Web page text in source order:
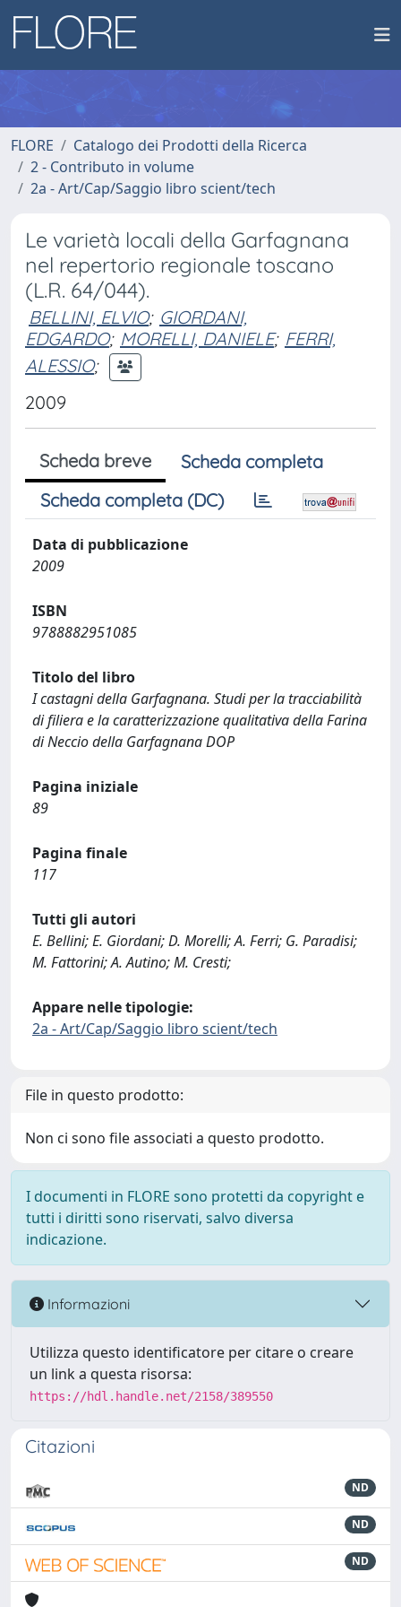
FLORE
Catalogo dei Prodotti della Ricerca
2 - Contributo in volume
2a - Art/Cap/Saggio libro scient/tech
Le varietà locali della Garfagnana
nel repertorio regionale toscano
(L.R. 64/044).
BELLINI, ELVIO; GIORDANI,
EDGARDO; MORELLI, DANIELE; FERRI,
ALESSIO;
2009
Scheda breve
Scheda completa
Scheda completa (DC)
Data di pubblicazione
2009
ISBN
9788882951085
Titolo del libro
I castagni della Garfagnana. Studi per la tracciabilità
di filiera e la caratterizzazione qualitativa della Farina
di Neccio della Garfagnana DOP
Pagina iniziale
89
Pagina finale
117
Tutti gli autori
E. Bellini; E. Giordani; D. Morelli; A. Ferri; G. Paradisi;
M. Fattorini; A. Autino; M. Cresti;
Appare nelle tipologie:
2a - Art/Cap/Saggio libro scient/tech
File in questo prodotto:
Non ci sono file associati a questo prodotto.
I documenti in FLORE sono protetti da copyright e
tutti i diritti sono riservati, salvo diversa
indicazione.
Informazioni
Utilizza questo identificatore per citare o creare
un link a questa risorsa:
https://hdl.handle.net/2158/389550
Citazioni
ND
ND
ND